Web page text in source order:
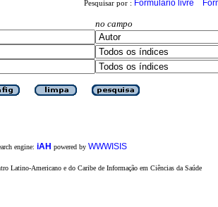
Pesquisar por : Formulário livre
no campo
engine: iAH powered by WWWISIS
Latino-Americano e do Caribe de Informação em Ciências da Saúde